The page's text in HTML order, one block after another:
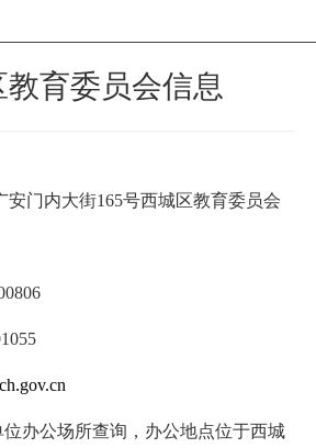
育委员会信息
安门内大街165号西城区教育委员会
办公场所查询，办公地点位于西城